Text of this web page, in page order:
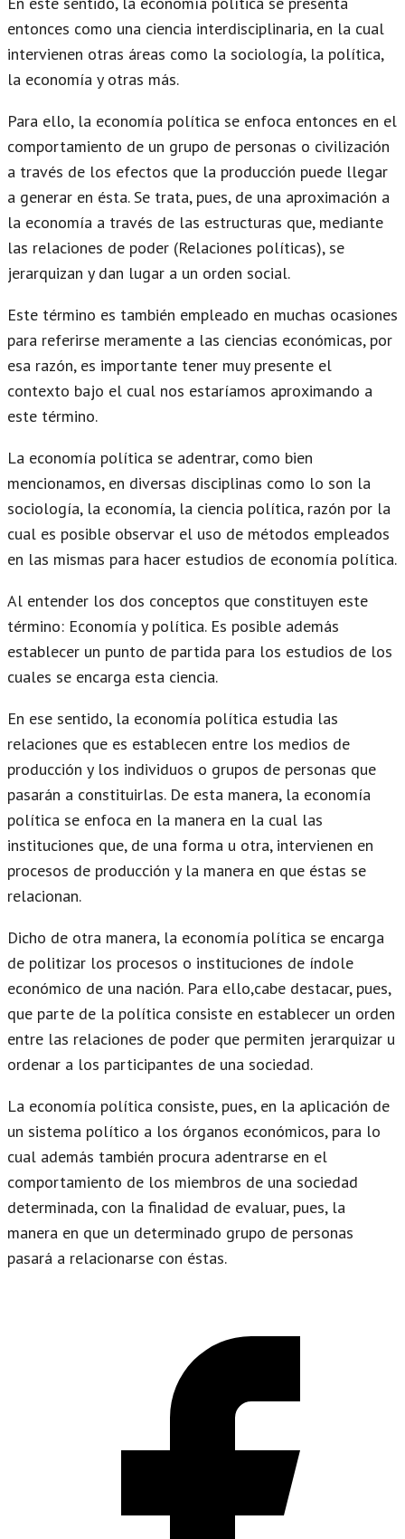
entonces como una ciencia interdisciplinaria, en la cual
intervienen otras áreas como la sociología, la política,
la economía y otras más.
Para ello, la economía política se enfoca entonces en el
comportamiento de un grupo de personas o civilización
a través de los efectos que la producción puede llegar
a generar en ésta. Se trata, pues, de una aproximación a
la economía a través de las estructuras que, mediante
las relaciones de poder (Relaciones políticas), se
jerarquizan y dan lugar a un orden social.
Este término es también empleado en muchas ocasiones
para referirse meramente a las ciencias económicas, por
esa razón, es importante tener muy presente el
contexto bajo el cual nos estaríamos aproximando a
este término.
La economía política se adentrar, como bien
mencionamos, en diversas disciplinas como lo son la
sociología, la economía, la ciencia política, razón por la
cual es posible observar el uso de métodos empleados
en las mismas para hacer estudios de economía política.
Al entender los dos conceptos que constituyen este
término: Economía y política. Es posible además
establecer un punto de partida para los estudios de los
cuales se encarga esta ciencia.
En ese sentido, la economía política estudia las
relaciones que es establecen entre los medios de
producción y los individuos o grupos de personas que
pasarán a constituirlas. De esta manera, la economía
política se enfoca en la manera en la cual las
instituciones que, de una forma u otra, intervienen en
procesos de producción y la manera en que éstas se
relacionan.
Dicho de otra manera, la economía política se encarga
de politizar los procesos o instituciones de índole
económico de una nación. Para ello,cabe destacar, pues,
que parte de la política consiste en establecer un orden
entre las relaciones de poder que permiten jerarquizar u
ordenar a los participantes de una sociedad.
La economía política consiste, pues, en la aplicación de
un sistema político a los órganos económicos, para lo
cual además también procura adentrarse en el
comportamiento de los miembros de una sociedad
determinada, con la finalidad de evaluar, pues, la
manera en que un determinado grupo de personas
pasará a relacionarse con éstas.